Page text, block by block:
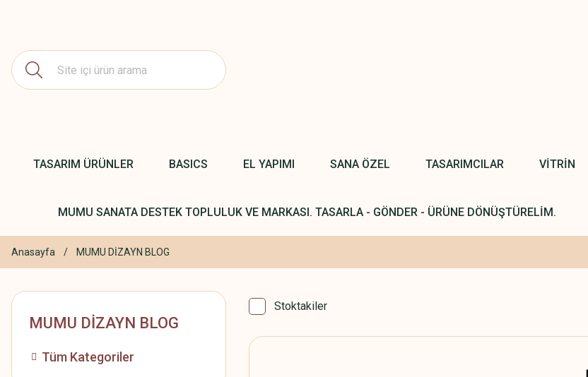
TASARIM ÜRÜNLER BASICS EL YAPIMI SANA ÖZEL TASARIMCILAR VİTRİN
MUMU SANATA DESTEK TOPLULUK VE MARKASI. TASARLA - GÖNDER - ÜRÜNE DÖNÜŞTÜRELİM.
Anasayfa MUMU DİZAYN BLOG
MUMU DİZAYN BLOG
Tüm Kategoriler
Stoktakiler